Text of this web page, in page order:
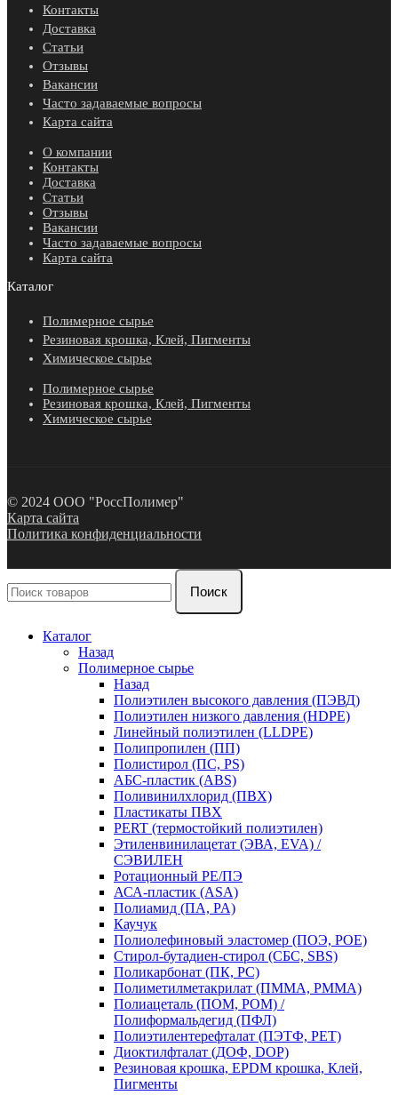
Контакты
Доставка
Статьи
Отзывы
Вакансии
Часто задаваемые вопросы
Карта сайта
О компании
Контакты
Доставка
Статьи
Отзывы
Вакансии
Часто задаваемые вопросы
Карта сайта
Каталог
Полимерное сырье
Резиновая крошка, Клей, Пигменты
Химическое сырье
Полимерное сырье
Резиновая крошка, Клей, Пигменты
Химическое сырье
© 2024 ООО "РоссПолимер"
Карта сайта
Политика конфиденциальности
Поиск
Каталог
Назад
Полимерное сырье
Назад
Полиэтилен высокого давления (ПЭВД)
Полиэтилен низкого давления (HDPE)
Линейный полиэтилен (LLDPE)
Полипропилен (ПП)
Полистирол (ПС, PS)
АБС-пластик (ABS)
Поливинилхлорид (ПВХ)
Пластикаты ПВХ
PERT (термостойкий полиэтилен)
Этиленвинилацетат (ЭВА, EVA) /
СЭВИЛЕН
Ротационный PE/ПЭ
АСА-пластик (ASA)
Полиамид (ПА, PA)
Каучук
Полиолефиновый эластомер (ПОЭ, POE)
Стирол-бутадиен-стирол (СБС, SBS)
Поликарбонат (ПК, PC)
Полиметилметакрилат (ПММА, PMMA)
Полиацеталь (ПОМ, POM) /
Полиформальдегид (ПФЛ)
Полиэтилентерефталат (ПЭТФ, PET)
Диоктилфталат (ДОФ, DOP)
Резиновая крошка, EPDM крошка, Клей,
Пигменты